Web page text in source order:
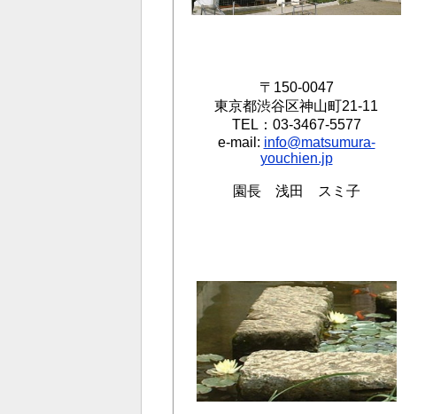
〒150-0047
東京都渋谷区神山町21-11
TEL：03-3467-5577
e-mail: info@matsumura-
youchien.jp
園長 浅田 スミ子